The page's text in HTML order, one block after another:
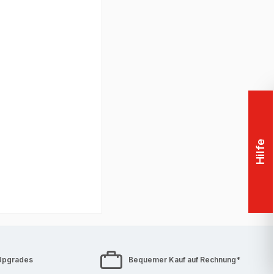
langlebiges
sind und
Bequemer Kauf auf Rechnung*
Hilfe